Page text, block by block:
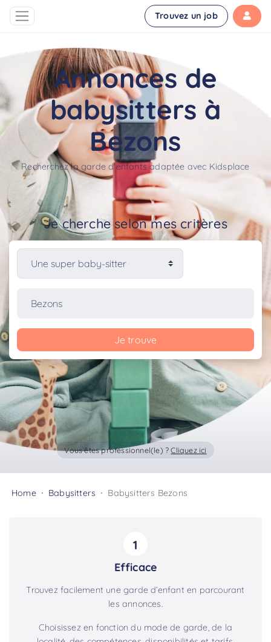
Trouvez un job
Annonces de
babysitters à
Bezons
Recherchez la garde d'enfants adaptée avec Kidsplace
Je cherche selon mes critères
Je trouve
Vous êtes professionnel(le) ?Cliquez ici
Home Babysitters Babysitters Bezons
1
Efficace
Trouvez facilement une garde d’enfant en parcourant
les annonces.
Choisissez en fonction du mode de garde, de la